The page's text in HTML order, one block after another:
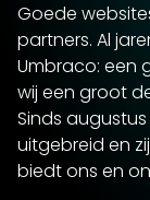
Goede
partners. Al
Umbraco: een
wij een groot
Sinds
uitgebreid en
biedt ons en